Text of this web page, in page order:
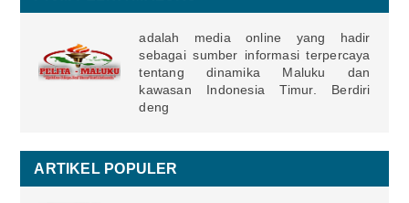
adalah media online yang hadir
sebagai sumber informasi terpercaya
tentang dinamika Maluku dan
kawasan Indonesia Timur. Berdiri
deng
ARTIKEL POPULER